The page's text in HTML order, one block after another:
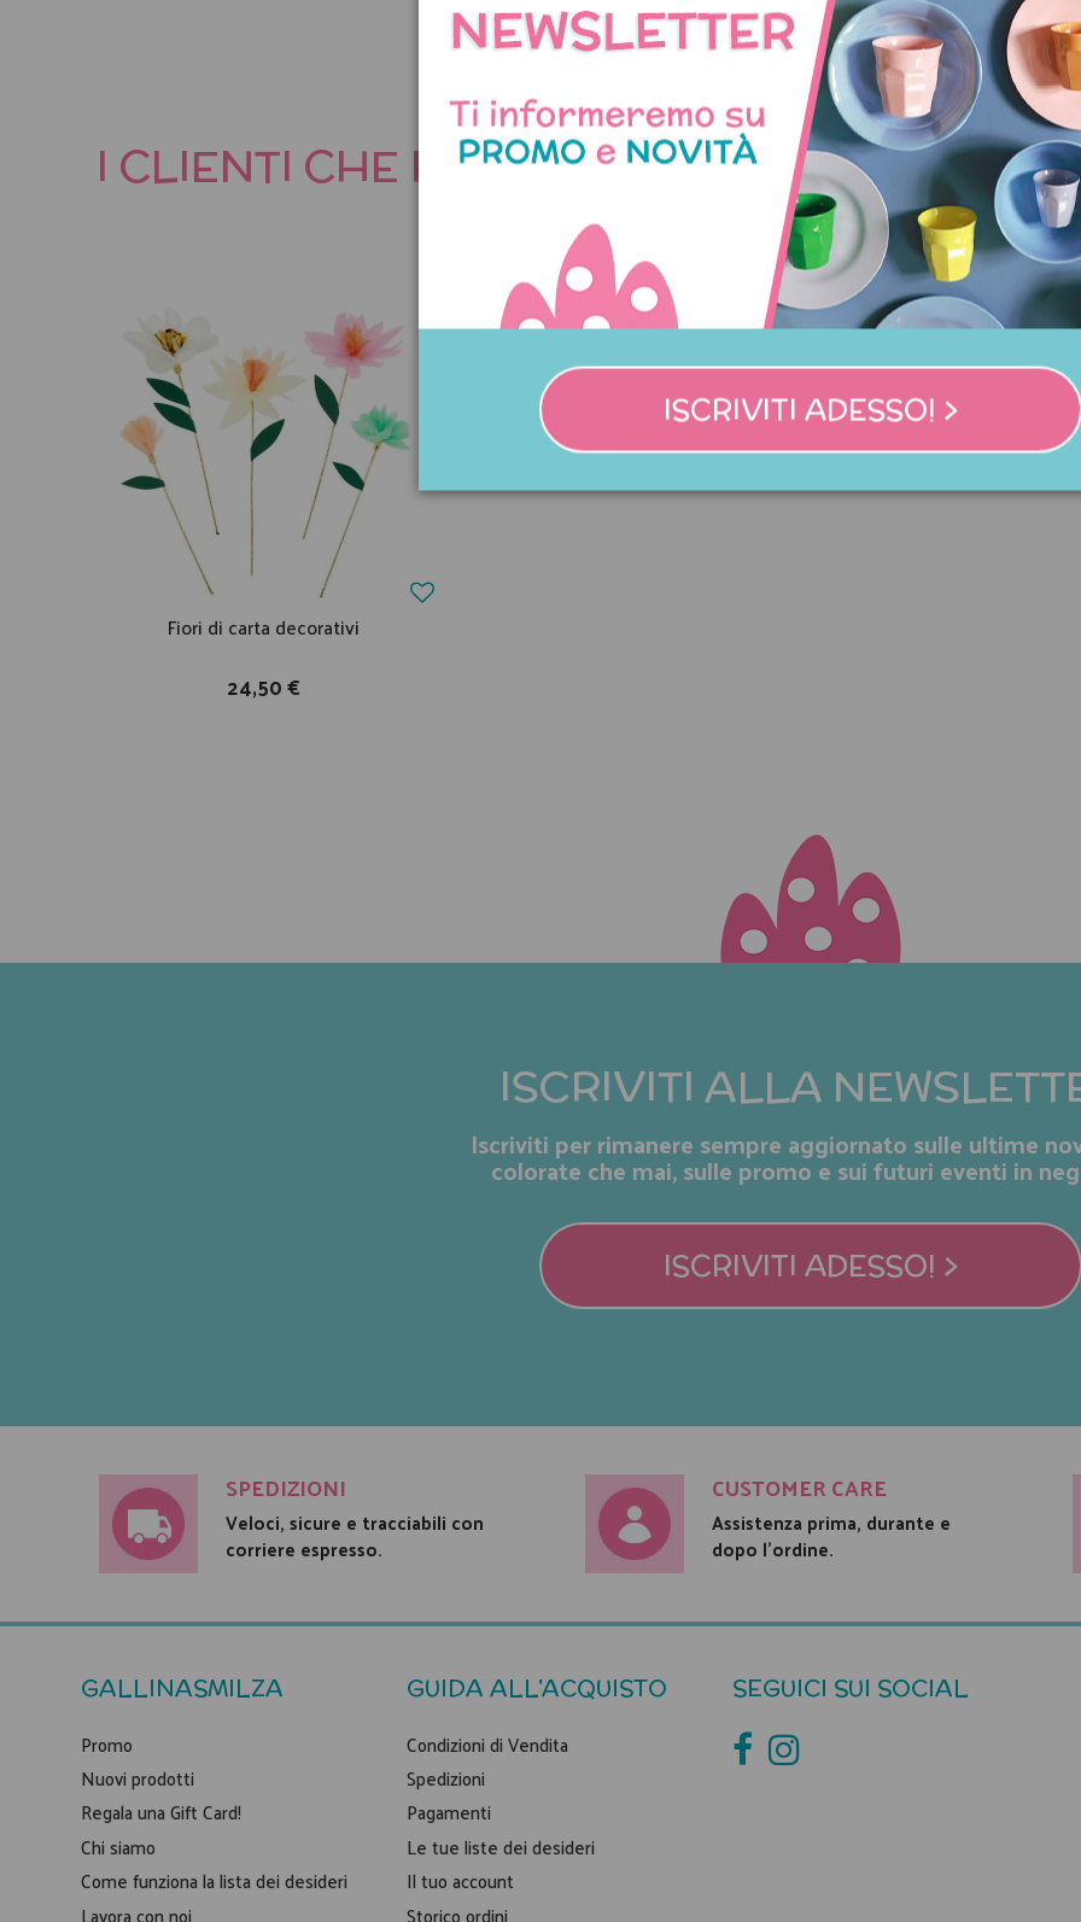
I CLIENTI CHE HANNO ACQUISTATO
COMPRATO ANCHE:
Fiori di carta decorativi
24,50 €
ISCRIVITI ALLA
Iscriviti per rimanere sempre aggiornato sulle ultime
colorate che mai, sulle promo e sui futuri eventi in
ISCRIVITI ADESSO! >
SPEDIZIONI
Veloci, sicure e tracciabili con
corriere espresso.
CUSTOMER CARE
Assistenza prima, durante e
dopo l'ordine.
GALLINASMILZA
Promo
Nuovi prodotti
Regala una Gift Card!
Chi siamo
Come funziona la lista dei desideri
Lavora con noi
GUIDA ALL'ACQUISTO
Condizioni di Vendita
Spedizioni
Pagamenti
Le tue liste dei desideri
Il tuo account
Storico ordini
SEGUICI SUI SOCIAL
ISCRIVITI ADESSO! >